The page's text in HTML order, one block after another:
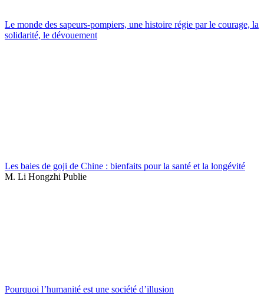
Le monde des sapeurs-pompiers, une histoire régie par le courage, la
solidarité, le dévouement
Les baies de goji de Chine : bienfaits pour la santé et la longévité
M. Li Hongzhi Publie
Pourquoi l’humanité est une société d’illusion